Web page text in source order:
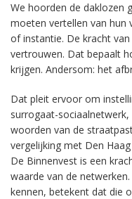
We hoorden de daklozen
moeten vertellen van hun
of instantie. De kracht
vertrouwen. Dat bepaalt
krijgen. Andersom: het
Dat pleit ervoor om
surrogaat-
woorden van de
vergelijking met Den
De Binnenvest is een
waarde van de
kennen, betekent dat die